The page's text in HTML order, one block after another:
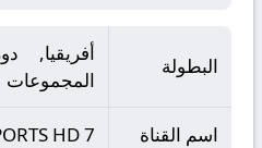
البطولة
أفريقيا,
المجموعات
اسم القناة HD 7